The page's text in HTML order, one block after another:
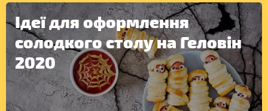
ДЕСЕРТИ
Ідеї для оформлення
солодкого столу на Геловін
2020